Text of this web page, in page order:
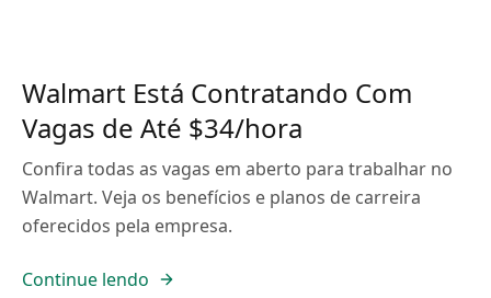
Walmart Está Contratando Com
Vagas de Até $34/hora
Confira todas as vagas em aberto para trabalhar no
Walmart. Veja os benefícios e planos de carreira
oferecidos pela empresa.
Continue lendo